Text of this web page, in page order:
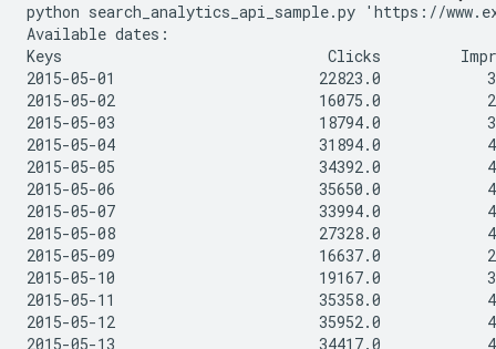
python search_analytics_api_sample.py 'https://
Available dates:
Keys                              Clicks
2015-05-01                       22823.0
2015-05-02                       16075.0
2015-05-03                       18794.0
2015-05-04                       31894.0
2015-05-05                       34392.0
2015-05-06                       35650.0
2015-05-07                       33994.0
2015-05-08                       27328.0
2015-05-09                       16637.0
2015-05-10                       19167.0
2015-05-11                       35358.0
2015-05-12                       35952.0
2015-05-13                       34417.0